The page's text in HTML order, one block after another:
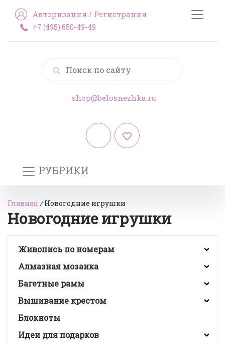
Авторизация / Регистрация
+7 (495) 650-49-49
shop@belosnezhka.ru
РУБРИКИ
Главная /Новогодние игрушки
Новогодние игрушки
Живопись по номерам
Алмазная мозаика
Багетные рамы
Вышивание крестом
Блокноты
Идеи для подарков